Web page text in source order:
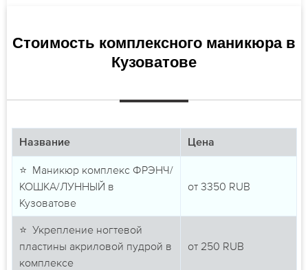
Стоимость комплексного маникюра в
Кузоватове
Название Цена
⭐ Маникюр комплекс ФРЭНЧ/
КОШКА/ЛУННЫЙ в
Кузоватове
от 3350 RUB
⭐ Укрепление ногтевой
пластины акриловой пудрой в
комплексе
от 250 RUB